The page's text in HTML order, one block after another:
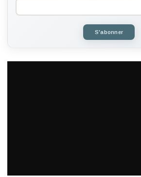
S'abonner